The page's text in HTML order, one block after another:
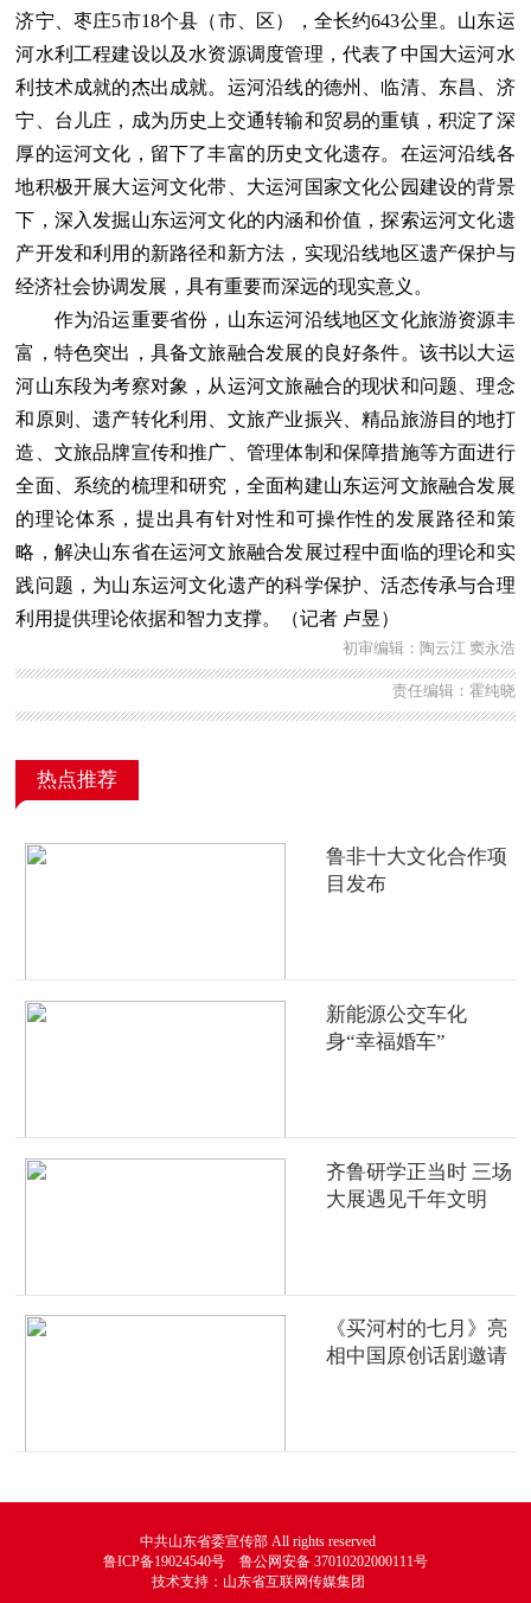
济宁、枣庄5市18个县（市、区），全长约643公里。山东运
河水利工程建设以及水资源调度管理，代表了中国大运河水
利技术成就的杰出成就。运河沿线的德州、临清、东昌、济
宁、台儿庄，成为历史上交通转输和贸易的重镇，积淀了深
厚的运河文化，留下了丰富的历史文化遗存。在运河沿线各
地积极开展大运河文化带、大运河国家文化公园建设的背景
下，深入发掘山东运河文化的内涵和价值，探索运河文化遗
产开发和利用的新路径和新方法，实现沿线地区遗产保护与
经济社会协调发展，具有重要而深远的现实意义。
作为沿运重要省份，山东运河沿线地区文化旅游资源丰
富，特色突出，具备文旅融合发展的良好条件。该书以大运
河山东段为考察对象，从运河文旅融合的现状和问题、理念
和原则、遗产转化利用、文旅产业振兴、精品旅游目的地打
造、文旅品牌宣传和推广、管理体制和保障措施等方面进行
全面、系统的梳理和研究，全面构建山东运河文旅融合发展
的理论体系，提出具有针对性和可操作性的发展路径和策
略，解决山东省在运河文旅融合发展过程中面临的理论和实
践问题，为山东运河文化遗产的科学保护、活态传承与合理
利用提供理论依据和智力支撑。（记者 卢昱）
初审编辑：陶云江 窦永浩
责任编辑：霍纯晓
热点推荐
鲁非十大文化合作项
目发布
新能源公交车化
身“幸福婚车”
齐鲁研学正当时 三场
大展遇见千年文明
《买河村的七月》亮
相中国原创话剧邀请
中共山东省委宣传部 All rights reserved
鲁ICP备19024540号 鲁公网安备 37010202000111号
技术支持：山东省互联网传媒集团